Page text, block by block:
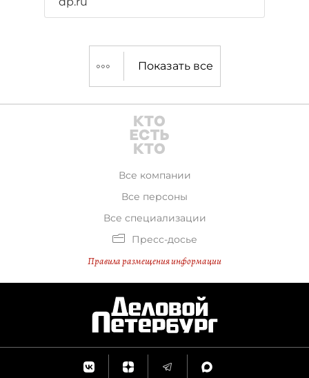
Показать все
Все компании
Все персоны
Все специализации
Пресс-досье
Правила размещения информации